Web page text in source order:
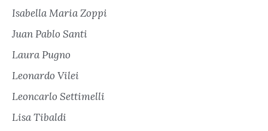
Isabella Maria Zoppi
Juan Pablo Santi
Laura Pugno
Leonardo Vilei
Leoncarlo Settimelli
Lisa Tibaldi